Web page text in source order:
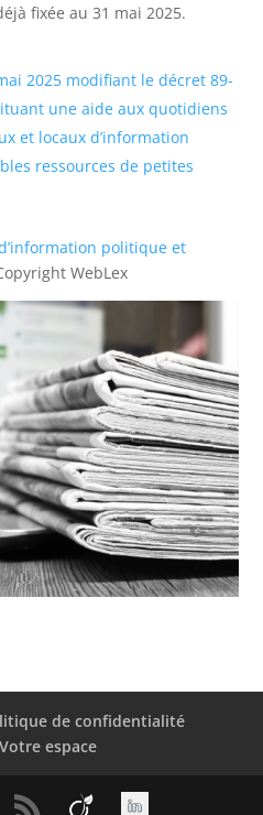
fixée au 31 mai 2025.
2025 modifiant le décret 89-
une aide aux quotidiens
et locaux d’information
ressources de petites
politique et
WebLex
de confidentialité
Votre espace